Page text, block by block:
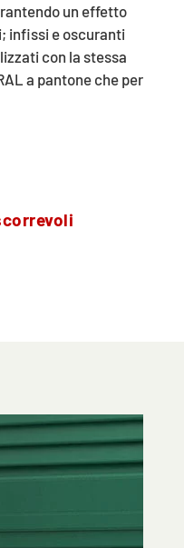
un effetto
infissi e oscuranti
con la stessa
a pantone che per